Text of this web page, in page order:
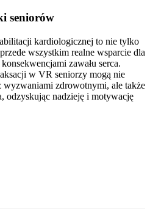
seniorów
kardiologicznej to nie tylko
wszystkim realne wsparcie dla
zawału serca.
w VR seniorzy mogą nie
wyzwaniami zdrowotnymi, ale także
odzyskując nadzieję i motywację